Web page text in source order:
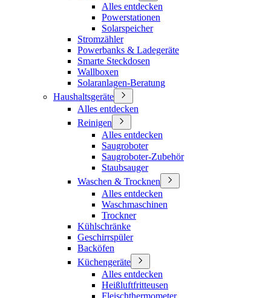
Alles entdecken
Powerstationen
Solarspeicher
Stromzähler
Powerbanks & Ladegeräte
Smarte Steckdosen
Wallboxen
Solaranlagen-Beratung
Haushaltsgeräte
Alles entdecken
Reinigen
Alles entdecken
Saugroboter
Saugroboter-Zubehör
Staubsauger
Waschen & Trocknen
Alles entdecken
Waschmaschinen
Trockner
Kühlschränke
Geschirrspüler
Backöfen
Küchengeräte
Alles entdecken
Heißluftfritteusen
Fleischthermometer